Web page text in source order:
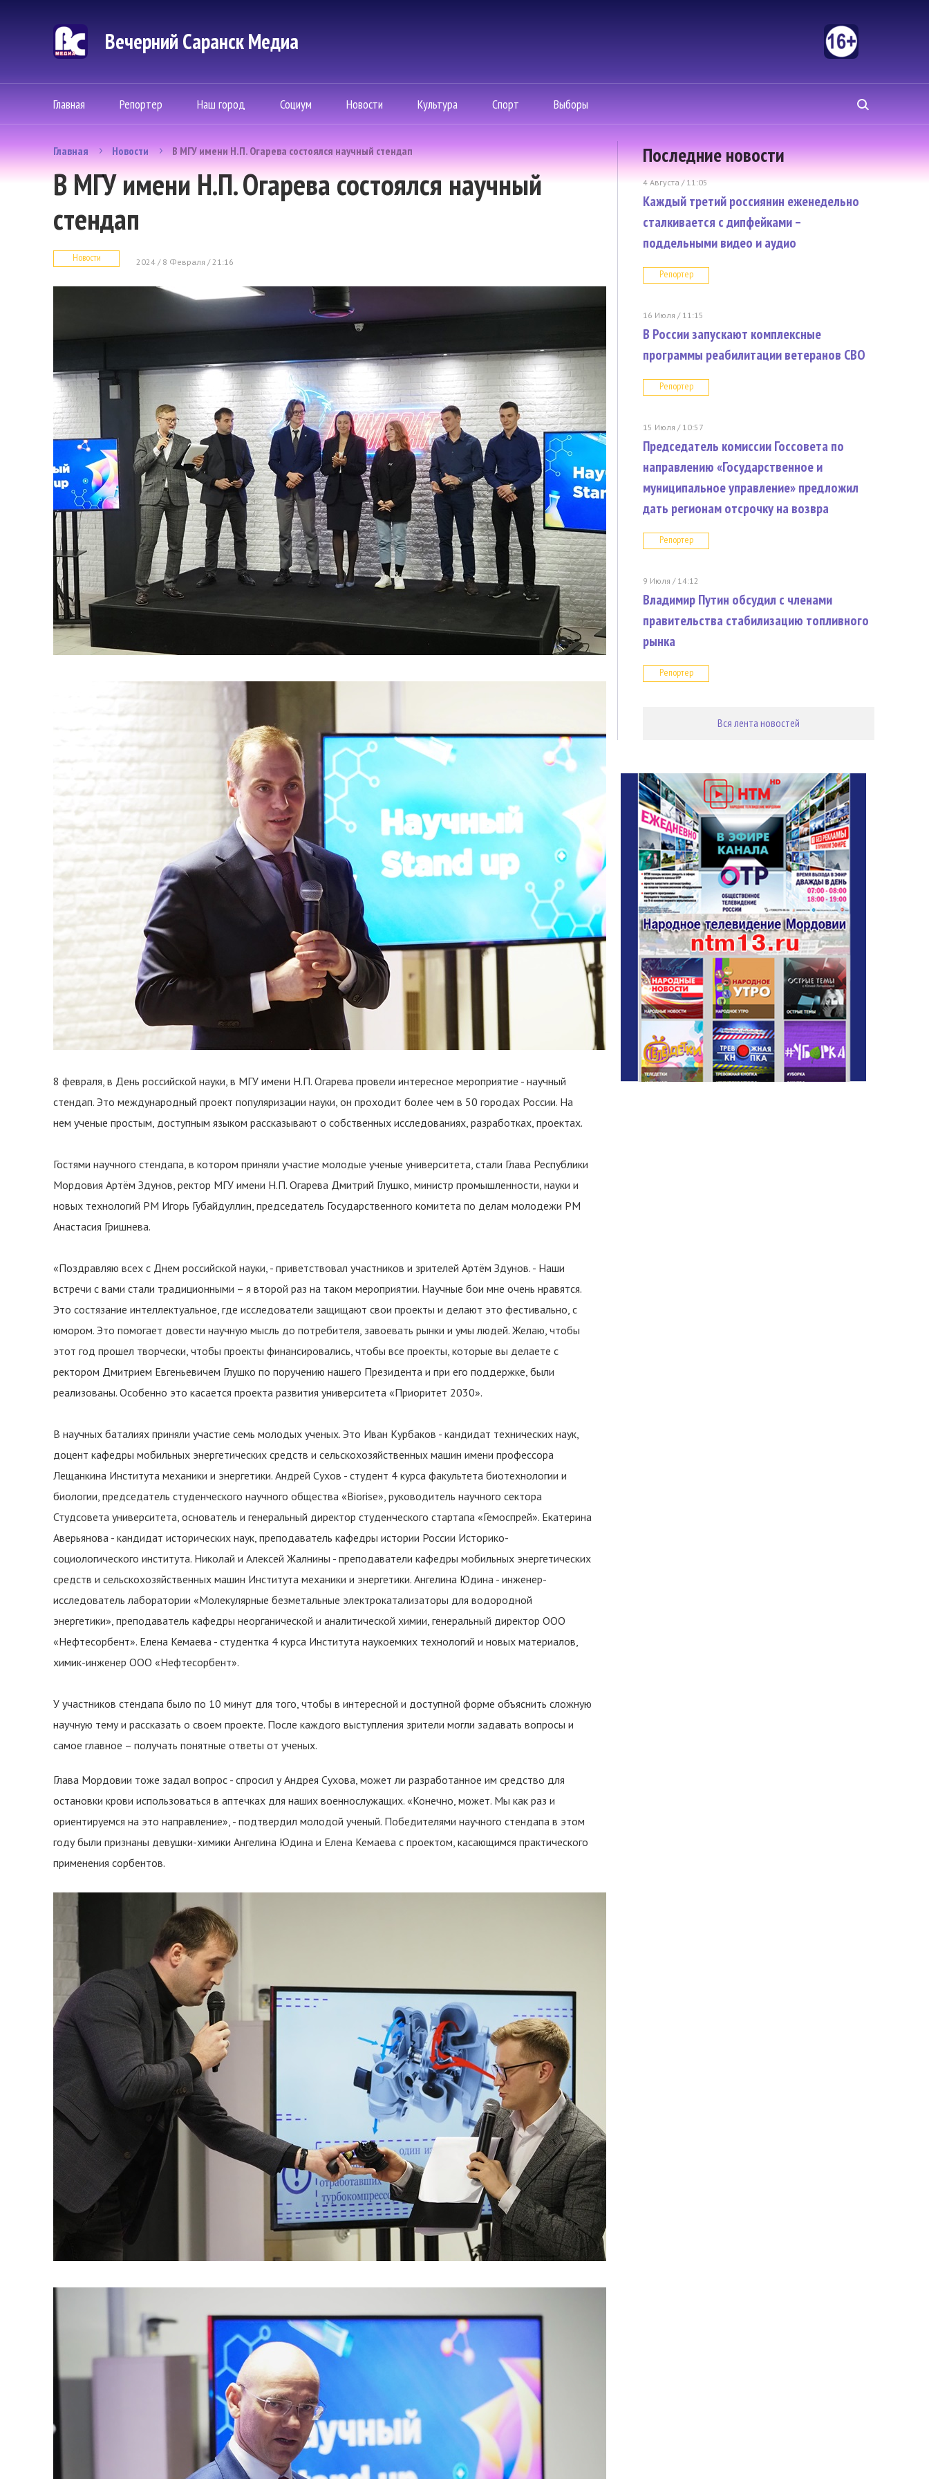
Вечерний Саранск Mедиа
Главная Репортер Наш город Социум Новости Культура Спорт Выборы
Главная Новости В МГУ имени Н.П. Огарева состоялся научный стендап
В МГУ имени Н.П. Огарева состоялся научный
стендап
Новости 2024 / 8 Февраля / 21:16
8 февраля, в День российской науки, в МГУ имени Н.П. Огарева провели интересное мероприятие - научный
стендап. Это международный проект популяризации науки, он проходит более чем в 50 городах России. На
нем ученые простым, доступным языком рассказывают о собственных исследованиях, разработках, проектах.
Гостями научного стендапа, в котором приняли участие молодые ученые университета, стали Глава Республики
Мордовия Артём Здунов, ректор МГУ имени Н.П. Огарева Дмитрий Глушко, министр промышленности, науки и
новых технологий РМ Игорь Губайдуллин, председатель Государственного комитета по делам молодежи РМ
Анастасия Гришнева.
«Поздравляю всех с Днем российской науки, - приветствовал участников и зрителей Артём Здунов. - Наши
встречи с вами стали традиционными – я второй раз на таком мероприятии. Научные бои мне очень нравятся.
Это состязание интеллектуальное, где исследователи защищают свои проекты и делают это фестивально, с
юмором. Это помогает довести научную мысль до потребителя, завоевать рынки и умы людей. Желаю, чтобы
этот год прошел творчески, чтобы проекты финансировались, чтобы все проекты, которые вы делаете с
ректором Дмитрием Евгеньевичем Глушко по поручению нашего Президента и при его поддержке, были
реализованы. Особенно это касается проекта развития университета «Приоритет 2030».
В научных баталиях приняли участие семь молодых ученых. Это Иван Курбаков - кандидат технических наук,
доцент кафедры мобильных энергетических средств и сельскохозяйственных машин имени профессора
Лещанкина Института механики и энергетики. Андрей Сухов - студент 4 курса факультета биотехнологии и
биологии, председатель студенческого научного общества «Biorise», руководитель научного сектора
Студсовета университета, основатель и генеральный директор студенческого стартапа «Гемоспрей». Екатерина
Аверьянова - кандидат исторических наук, преподаватель кафедры истории России Историко-
социологического института. Николай и Алексей Жалнины - преподаватели кафедры мобильных энергетических
средств и сельскохозяйственных машин Института механики и энергетики. Ангелина Юдина - инженер-
исследователь лаборатории «Молекулярные безметальные электрокатализаторы для водородной
энергетики», преподаватель кафедры неорганической и аналитической химии, генеральный директор ООО
«Нефтесорбент». Елена Кемаева - студентка 4 курса Института наукоемких технологий и новых материалов,
химик-инженер ООО «Нефтесорбент».
У участников стендапа было по 10 минут для того, чтобы в интересной и доступной форме объяснить сложную
научную тему и рассказать о своем проекте. После каждого выступления зрители могли задавать вопросы и
самое главное – получать понятные ответы от ученых.
Глава Мордовии тоже задал вопрос - спросил у Андрея Сухова, может ли разработанное им средство для
остановки крови использоваться в аптечках для наших военнослужащих. «Конечно, может. Мы как раз и
ориентируемся на это направление», - подтвердил молодой ученый. Победителями научного стендапа в этом
году были признаны девушки-химики Ангелина Юдина и Елена Кемаева с проектом, касающимся практического
применения сорбентов.
Последние новости
4 Августа / 11:05
Каждый третий россиянин еженедельно
сталкивается с дипфейками –
поддельными видео и аудио
Репортер
16 Июля / 11:15
В России запускают комплексные
программы реабилитации ветеранов СВО
Репортер
15 Июля / 10:57
Председатель комиссии Госсовета по
направлению «Государственное и
муниципальное управление» предложил
дать регионам отсрочку на возвра
Репортер
9 Июля / 14:12
Владимир Путин обсудил с членами
правительства стабилизацию топливного
рынка
Репортер
Вся лента новостей